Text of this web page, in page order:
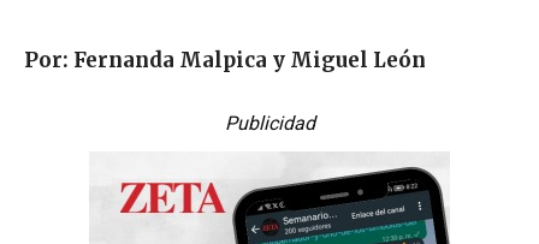
Por: Fernanda Malpica y Miguel León
Publicidad